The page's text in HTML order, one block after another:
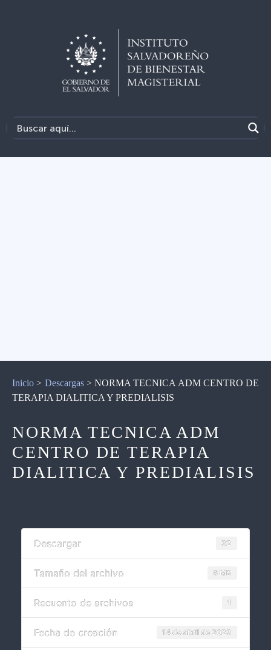
Inicio > Descargas> NORMA TECNICA ADM CENTRO DE
TERAPIA DIALITICA Y PREDIALISIS
NORMA TECNICA ADM
CENTRO DE TERAPIA
DIALITICA Y PREDIALISIS
Descargar 32
Tamaño del archivo 6 MB
Recuento de archivos 1
Fecha de creación 14 de abril de 2023